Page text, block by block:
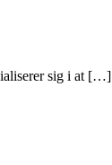
sig i at […]